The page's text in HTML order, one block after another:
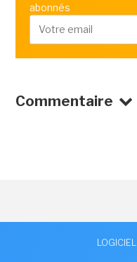
abonnés
Commentaire
LOGICIEL